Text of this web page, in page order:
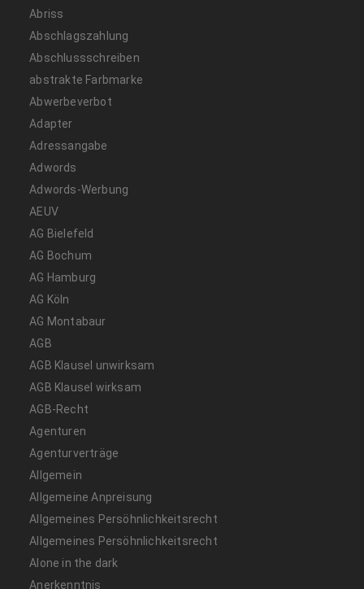
Abriss
Abschlagszahlung
Abschlussschreiben
abstrakte Farbmarke
Abwerbeverbot
Adapter
Adressangabe
Adwords
Adwords-Werbung
AEUV
AG Bielefeld
AG Bochum
AG Hamburg
AG Köln
AG Montabaur
AGB
AGB Klausel unwirksam
AGB Klausel wirksam
AGB-Recht
Agenturen
Agenturverträge
Allgemein
Allgemeine Anpreisung
Allgemeines Persöhnlichkeitsrecht
Allgemeines Persöhnlichkeitsrecht
Alone in the dark
Anerkenntnis